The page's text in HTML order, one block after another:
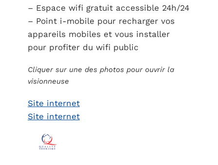
– Espace wifi gratuit accessible 24h/24
– Point i-mobile pour recharger vos
appareils mobiles et vous installer
pour profiter du wifi public
Cliquer sur une des photos pour ouvrir la
visionneuse
Site internet
Site internet